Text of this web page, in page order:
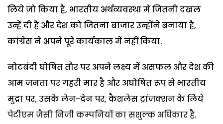
लिये जो किया है, भारतीय अर्थव्यवस्था में जितनी दखल
उन्हें दी है और देश को जितना बाजार उन्होंने बनाया है,
कांग्रेस ने अपने पूरे कार्यकाल में नहीं किया.
नोटबंदी घोषित तौर पर अपने लक्ष्य में असफल और देश की
आम जनता पर गहरी मार है और अघोषित रूप से भारतीय
मुद्रा पर, उसके लेन-देन पर, कैशलेस ट्रांजक्शन के लिये
पेटीएम जैसी निजी कम्पनियों का सशुल्क अधिकार है.